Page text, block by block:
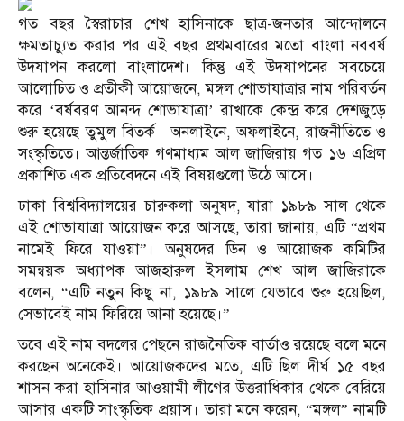
গত বছর স্বৈরাচার শেখ হাসিনাকে ছাত্র-জনতার আন্দোলনে
ক্ষমতাচ্যুত করার পর এই বছর প্রথমবারের মতো বাংলা নববর্ষ
উদযাপন করলো বাংলাদেশ। কিন্তু এই উদযাপনের সবচেয়ে
আলোচিত ও প্রতীকী আয়োজনে, মঙ্গল শোভাযাত্রার নাম পরিবর্তন
করে ‘বর্ষবরণ আনন্দ শোভাযাত্রা’ রাখাকে কেন্দ্র করে দেশজুড়ে
শুরু হয়েছে তুমুল বিতর্ক—অনলাইনে, অফলাইনে, রাজনীতিতে ও
সংস্কৃতিতে। আন্তর্জাতিক গণমাধ্যম আল জাজিরায় গত ১৬ এপ্রিল
প্রকাশিত এক প্রতিবেদনে এই বিষয়গুলো উঠে আসে।
ঢাকা বিশ্ববিদ্যালয়ের চারুকলা অনুষদ, যারা ১৯৮৯ সাল থেকে
এই শোভাযাত্রা আয়োজন করে আসছে, তারা জানায়, এটি “প্রথম
নামেই ফিরে যাওয়া”। অনুষদের ডিন ও আয়োজক কমিটির
সমন্বয়ক অধ্যাপক আজহারুল ইসলাম শেখ আল জাজিরাকে
বলেন, “এটি নতুন কিছু না, ১৯৮৯ সালে যেভাবে শুরু হয়েছিল,
সেভাবেই নাম ফিরিয়ে আনা হয়েছে।”
তবে এই নাম বদলের পেছনে রাজনৈতিক বার্তাও রয়েছে বলে মনে
করছেন অনেকেই। আয়োজকদের মতে, এটি ছিল দীর্ঘ ১৫ বছর
শাসন করা হাসিনার আওয়ামী লীগের উত্তরাধিকার থেকে বেরিয়ে
আসার একটি সাংস্কৃতিক প্রয়াস। তারা মনে করেন, “মঙ্গল” নামটি